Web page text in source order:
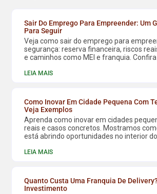
Sair Do Emprego Para Empreender: Um
Para Seguir
Veja como sair do emprego para
segurança: reserva financeira, riscos
e caminhos como MEI e franquia.
LEIA MAIS
Como Inovar Em Cidade Pequena Com
Veja Exemplos
Aprenda como inovar em cidades
reais e casos concretos. Mostramos
está abrindo oportunidades no interior
LEIA MAIS
Quanto Custa Uma Franquia De
Investimento